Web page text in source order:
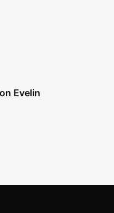
Evelin